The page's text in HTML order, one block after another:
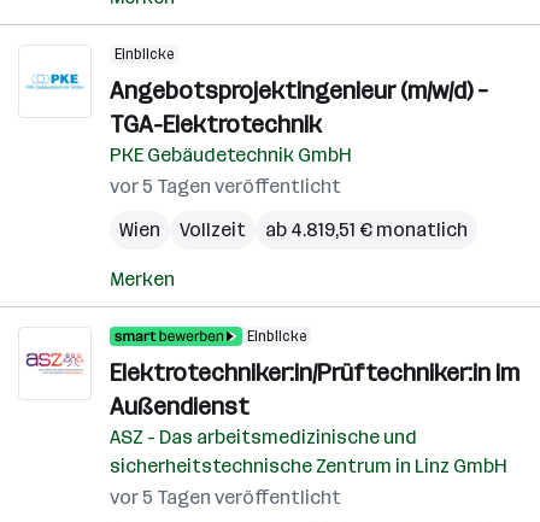
Einblicke
Angebotsprojektingenieur (m/w/d) –
TGA-Elektrotechnik
PKE Gebäudetechnik GmbH
vor 5 Tagen veröffentlicht
Wien
Vollzeit ab 4.819,51 € monatlich
Merken
Einblicke
Elektrotechniker:in/Prüftechniker:in im
Außendienst
ASZ - Das arbeitsmedizinische und
sicherheitstechnische Zentrum in Linz GmbH
vor 5 Tagen veröffentlicht